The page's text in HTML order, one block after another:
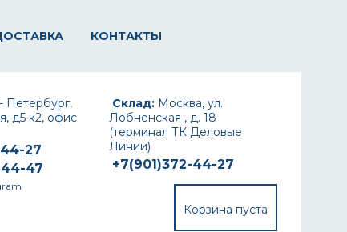
КОНТАКТЫ
Склад: Москва, ул.
Лобненская , д. 18
(терминал ТК Деловые
Линии)
+7(901)372-44-27
Корзина пуста
Петербург,
д5 к2, офис
27
44-47